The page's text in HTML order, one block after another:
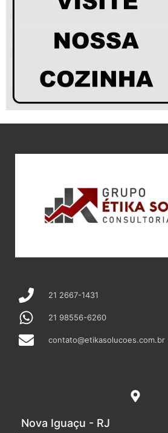
21 2667-1431
21 98556-6260
contato@etikasolucoes.com.br
Nova Iguaçu - RJ